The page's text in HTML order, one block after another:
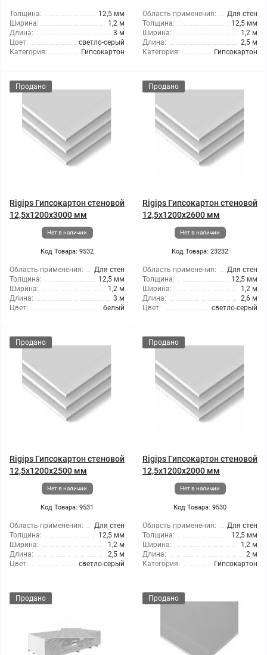
Толщина:
12,5 мм
Ширина:
1,2 м
Длина:
3 м
Цвет:
светло-серый
Категория:
Гипсокартон
Область применения:
Для стен
Толщина:
12,5 мм
Ширина:
1,2 м
Длина:
2,5 м
Категория:
Гипсокартон
Продано
Rigips Гипсокартон стеновой
12,5x1200x3000 мм
Нет в наличии
Код Товара: 9532
Область применения:
Для стен
Толщина:
12,5 мм
Ширина:
1,2 м
Длина:
3 м
Цвет:
белый
Продано
Rigips Гипсокартон стеновой
12,5x1200x2600 мм
Нет в наличии
Код Товара: 23232
Область применения:
Для стен
Толщина:
12,5 мм
Ширина:
1,2 м
Длина:
2,6 м
Цвет:
светло-серый
Продано
Rigips Гипсокартон стеновой
12,5x1200x2500 мм
Нет в наличии
Код Товара: 9531
Область применения:
Для стен
Толщина:
12,5 мм
Ширина:
1,2 м
Длина:
2,5 м
Цвет:
светло-серый
Продано
Rigips Гипсокартон стеновой
12,5x1200x2000 мм
Нет в наличии
Код Товара: 9530
Область применения:
Для стен
Толщина:
12,5 мм
Ширина:
1,2 м
Длина:
2 м
Категория:
Гипсокартон
Продано Продано